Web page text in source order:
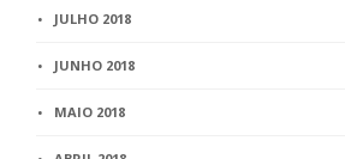
JULHO 2018
JUNHO 2018
MAIO 2018